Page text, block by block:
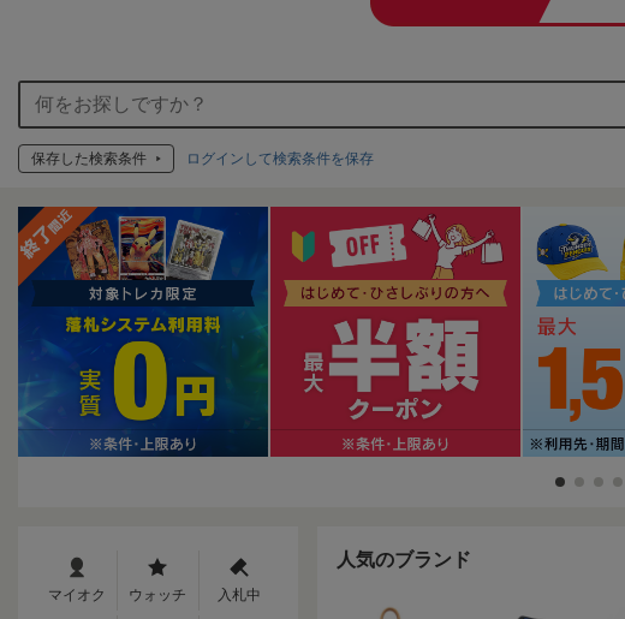
保存した検索条件 ログインして検索条件を保存
マイオク ウォッチ 入札中
人気のブランド